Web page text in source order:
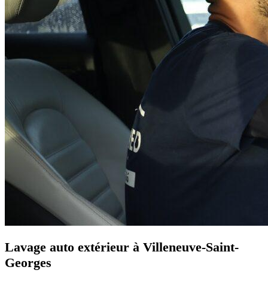
Lavage auto extérieur à Villeneuve-Saint-
Georges